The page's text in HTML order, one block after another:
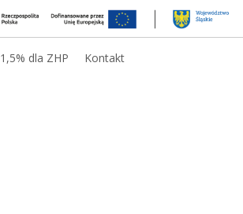
1,5% dla ZHP Kontakt